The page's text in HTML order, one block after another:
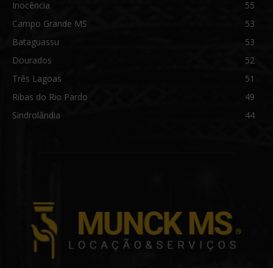
Inocência
55
Campo Grande MS
53
Bataguassu
53
Dourados
52
Três Lagoas
51
Ribas do Rio Pardo
49
Sindrolândia
44